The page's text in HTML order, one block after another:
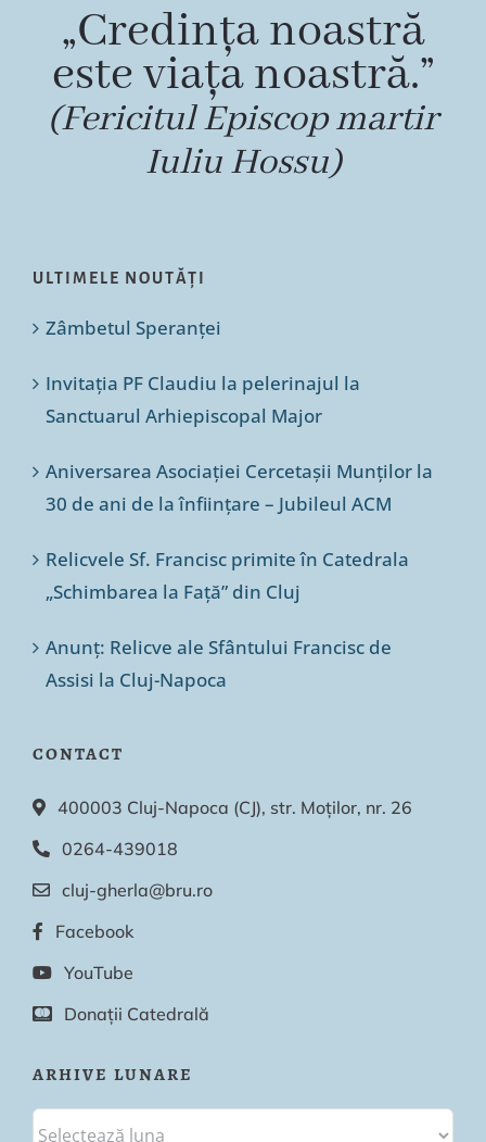
„Credința noastră
este viața noastră.”
(Fericitul Episcop martir
Iuliu Hossu)
ULTIMELE NOUTĂȚI
Zâmbetul Speranței
Invitația PF Claudiu la pelerinajul la
Sanctuarul Arhiepiscopal Major
Aniversarea Asociației Cercetașii Munților la
30 de ani de la înființare – Jubileul ACM
Relicvele Sf. Francisc primite în Catedrala
„Schimbarea la Față” din Cluj
Anunț: Relicve ale Sfântului Francisc de
Assisi la Cluj-Napoca
CONTACT
400003 Cluj-Napoca (CJ), str. Moților, nr. 26
0264-439018
cluj-gherla@bru.ro
Facebook
YouTube
Donații Catedrală
ARHIVE LUNARE